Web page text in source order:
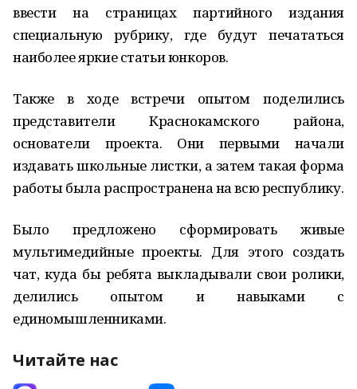
ввести на страницах партийного издания
специальную рубрику, где будут печататься
наиболее яркие статьи юнкоров.
Также в ходе встречи опытом поделились
представители Краснокамского района,
основатели проекта. Они первыми начали
издавать школьные листки, а затем такая форма
работы была распространена на всю республику.
Было предложено сформировать живые
мультимедийные проекты. Для этого создать
чат, куда бы ребята выкладывали свои ролики,
делились опытом и навыками с
единомышленниками.
Читайте нас